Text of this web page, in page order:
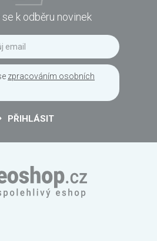
k odběru novinek
zpracováním osobních
PŘIHLÁSIT